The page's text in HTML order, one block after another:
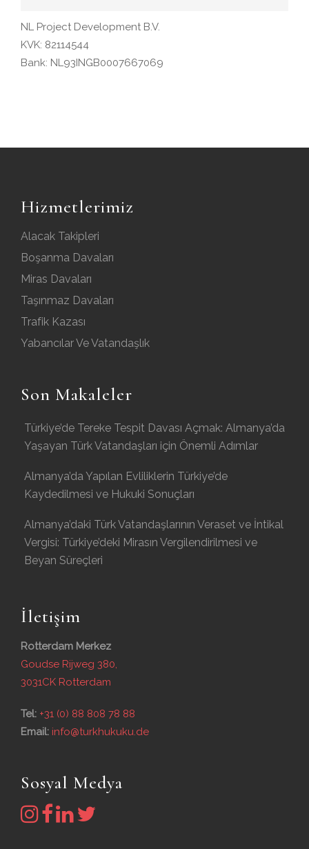
NL Project Development B.V.
KVK: 82114544
Bank: NL93INGB0007667069
Hizmetlerimiz
Alacak Takipleri
Boşanma Davaları
Miras Davaları
Taşınmaz Davaları
Trafik Kazası
Yabancılar Ve Vatandaşlık
Son Makaleler
Türkiye’de Tereke Tespit Davası Açmak: Almanya’da
Yaşayan Türk Vatandaşları için Önemli Adımlar
Almanya’da Yapılan Evliliklerin Türkiye’de
Kaydedilmesi ve Hukuki Sonuçları
Almanya’daki Türk Vatandaşlarının Veraset ve İntikal
Vergisi: Türkiye’deki Mirasın Vergilendirilmesi ve
Beyan Süreçleri
İletişim
Rotterdam Merkez
Goudse Rijweg 380,
3031CK Rotterdam
Tel: +31 (0) 88 808 78 88
Email: info@turkhukuku.de
Sosyal Medya